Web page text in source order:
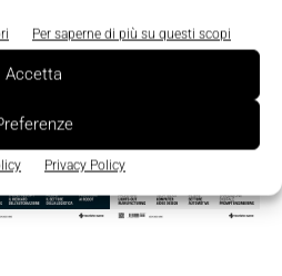
Per saperne di più su questi scopi
Accetta
Privacy Policy